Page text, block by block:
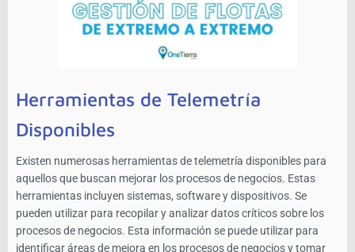
Herramientas de Telemetría
Disponibles
Existen numerosas herramientas de telemetría disponibles para
aquellos que buscan mejorar los procesos de negocios. Estas
herramientas incluyen sistemas, software y dispositivos. Se
pueden utilizar para recopilar y analizar datos críticos sobre los
procesos de negocios. Esta información se puede utilizar para
identificar áreas de mejora en los procesos de negocios y tomar